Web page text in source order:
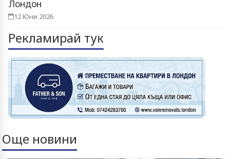
Лондон
12 Юни 2026
Рекламирай тук
Още новини